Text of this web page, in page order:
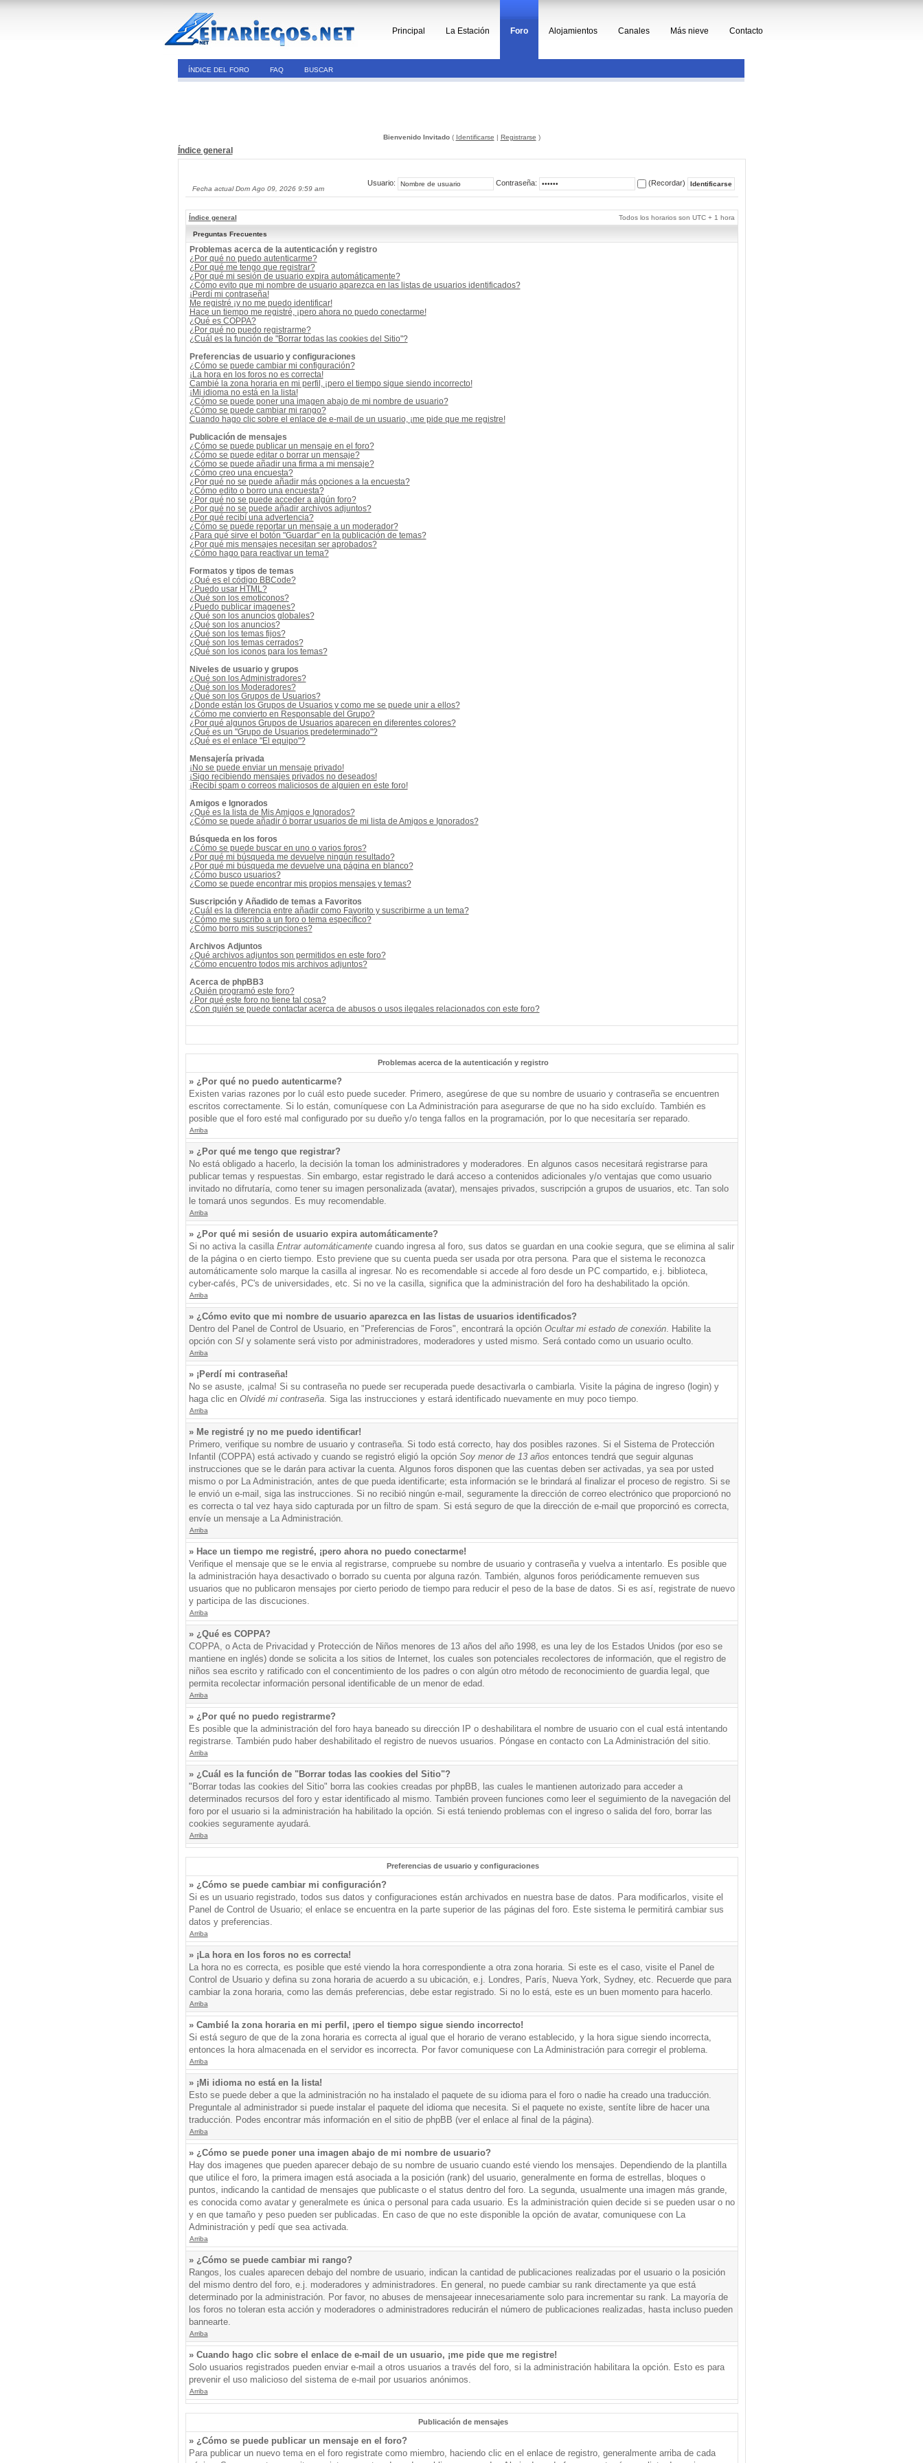
Principal La Estación Foro Alojamientos Canales Más nieve Contacto
ÍNDICE DEL FORO FAQ BUSCAR
Bienvenido Invitado( Identificarse | Registrarse )
Índice general
Fecha actual Dom Ago 09, 2026 9:59 am
Usuario: Contraseña: (Recordar)
Índice general Todos los horarios son UTC + 1 hora
Preguntas Frecuentes
Problemas acerca de la autenticación y registro
¿Por qué no puedo autenticarme?
¿Por qué me tengo que registrar?
¿Por qué mi sesión de usuario expira automáticamente?
¿Cómo evito que mi nombre de usuario aparezca en las listas de usuarios identificados?
¡Perdí mi contraseña!
Me registré ¡y no me puedo identificar!
Hace un tiempo me registré, ¡pero ahora no puedo conectarme!
¿Qué es COPPA?
¿Por qué no puedo registrarme?
¿Cuál es la función de "Borrar todas las cookies del Sitio"?
Preferencias de usuario y configuraciones
¿Cómo se puede cambiar mi configuración?
¡La hora en los foros no es correcta!
Cambié la zona horaria en mi perfil, ¡pero el tiempo sigue siendo incorrecto!
¡Mi idioma no está en la lista!
¿Cómo se puede poner una imagen abajo de mi nombre de usuario?
¿Cómo se puede cambiar mi rango?
Cuando hago clic sobre el enlace de e-mail de un usuario, ¡me pide que me registre!
Publicación de mensajes
¿Cómo se puede publicar un mensaje en el foro?
¿Cómo se puede editar o borrar un mensaje?
¿Cómo se puede añadir una firma a mi mensaje?
¿Cómo creo una encuesta?
¿Por qué no se puede añadir más opciones a la encuesta?
¿Cómo edito o borro una encuesta?
¿Por qué no se puede acceder a algún foro?
¿Por qué no se puede añadir archivos adjuntos?
¿Por qué recibí una advertencia?
¿Cómo se puede reportar un mensaje a un moderador?
¿Para qué sirve el botón "Guardar" en la publicación de temas?
¿Por qué mis mensajes necesitan ser aprobados?
¿Cómo hago para reactivar un tema?
Formatos y tipos de temas
¿Qué es el código BBCode?
¿Puedo usar HTML?
¿Qué son los emoticonos?
¿Puedo publicar imagenes?
¿Qué son los anuncios globales?
¿Qué son los anuncios?
¿Qué son los temas fijos?
¿Qué son los temas cerrados?
¿Qué son los iconos para los temas?
Niveles de usuario y grupos
¿Qué son los Administradores?
¿Qué son los Moderadores?
¿Qué son los Grupos de Usuarios?
¿Donde están los Grupos de Usuarios y como me se puede unir a ellos?
¿Cómo me convierto en Responsable del Grupo?
¿Por qué algunos Grupos de Usuarios aparecen en diferentes colores?
¿Qué es un "Grupo de Usuarios predeterminado"?
¿Qué es el enlace "El equipo"?
Mensajería privada
¡No se puede enviar un mensaje privado!
¡Sigo recibiendo mensajes privados no deseados!
¡Recibí spam o correos maliciosos de alguien en este foro!
Amigos e Ignorados
¿Qué es la lista de Mis Amigos e Ignorados?
¿Cómo se puede añadir ó borrar usuarios de mi lista de Amigos e Ignorados?
Búsqueda en los foros
¿Cómo se puede buscar en uno o varios foros?
¿Por qué mi búsqueda me devuelve ningún resultado?
¿Por qué mi búsqueda me devuelve una página en blanco?
¿Cómo busco usuarios?
¿Como se puede encontrar mis propios mensajes y temas?
Suscripción y Añadido de temas a Favoritos
¿Cuál es la diferencia entre añadir como Favorito y suscribirme a un tema?
¿Cómo me suscribo a un foro o tema específico?
¿Cómo borro mis suscripciones?
Archivos Adjuntos
¿Qué archivos adjuntos son permitidos en este foro?
¿Cómo encuentro todos mis archivos adjuntos?
Acerca de phpBB3
¿Quién programó este foro?
¿Por qué este foro no tiene tal cosa?
¿Con quién se puede contactar acerca de abusos o usos ilegales relacionados con este foro?
Problemas acerca de la autenticación y registro
» ¿Por qué no puedo autenticarme?
Existen varias razones por lo cuál esto puede suceder. Primero, asegúrese de que su nombre de usuario y contraseña se encuentren
escritos correctamente. Si lo están, comuníquese con La Administración para asegurarse de que no ha sido excluído. También es
posible que el foro esté mal configurado por su dueño y/o tenga fallos en la programación, por lo que necesitaría ser reparado.
Arriba
» ¿Por qué me tengo que registrar?
No está obligado a hacerlo, la decisión la toman los administradores y moderadores. En algunos casos necesitará registrarse para
publicar temas y respuestas. Sin embargo, estar registrado le dará acceso a contenidos adicionales y/o ventajas que como usuario
invitado no difrutaría, como tener su imagen personalizada (avatar), mensajes privados, suscripción a grupos de usuarios, etc. Tan solo
le tomará unos segundos. Es muy recomendable.
Arriba
» ¿Por qué mi sesión de usuario expira automáticamente?
Si no activa la casilla Entrar automáticamentecuando ingresa al foro, sus datos se guardan en una cookie segura, que se elimina al salir
de la página o en cierto tiempo. Esto previene que su cuenta pueda ser usada por otra persona. Para que el sistema le reconozca
automáticamente solo marque la casilla al ingresar. No es recomendable si accede al foro desde un PC compartido, e.j. biblioteca,
cyber-cafés, PC's de universidades, etc. Si no ve la casilla, significa que la administración del foro ha deshabilitado la opción.
Arriba
» ¿Cómo evito que mi nombre de usuario aparezca en las listas de usuarios identificados?
Dentro del Panel de Control de Usuario, en "Preferencias de Foros", encontrará la opción Ocultar mi estado de conexión. Habilite la
opción con SIy solamente será visto por administradores, moderadores y usted mismo. Será contado como un usuario oculto.
Arriba
» ¡Perdí mi contraseña!
No se asuste, ¡calma! Si su contraseña no puede ser recuperada puede desactivarla o cambiarla. Visite la página de ingreso (login) y
haga clic en Olvidé mi contraseña. Siga las instrucciones y estará identificado nuevamente en muy poco tiempo.
Arriba
» Me registré ¡y no me puedo identificar!
Primero, verifique su nombre de usuario y contraseña. Si todo está correcto, hay dos posibles razones. Si el Sistema de Protección
Infantil (COPPA) está activado y cuando se registró eligió la opción Soy menor de 13 años entonces tendrá que seguir algunas
instrucciones que se le darán para activar la cuenta. Algunos foros disponen que las cuentas deben ser activadas, ya sea por usted
mismo o por La Administración, antes de que pueda identificarte; esta información se le brindará al finalizar el proceso de registro. Si se
le envió un e-mail, siga las instrucciones. Si no recibió ningún e-mail, seguramente la dirección de correo electrónico que proporcionó no
es correcta o tal vez haya sido capturada por un filtro de spam. Si está seguro de que la dirección de e-mail que proporcinó es correcta,
envíe un mensaje a La Administración.
Arriba
» Hace un tiempo me registré, ¡pero ahora no puedo conectarme!
Verifique el mensaje que se le envia al registrarse, compruebe su nombre de usuario y contraseña y vuelva a intentarlo. Es posible que
la administración haya desactivado o borrado su cuenta por alguna razón. También, algunos foros periódicamente remueven sus
usuarios que no publicaron mensajes por cierto periodo de tiempo para reducir el peso de la base de datos. Si es así, registrate de nuevo
y participa de las discuciones.
Arriba
» ¿Qué es COPPA?
COPPA, o Acta de Privacidad y Protección de Niños menores de 13 años del año 1998, es una ley de los Estados Unidos (por eso se
mantiene en inglés) donde se solicita a los sitios de Internet, los cuales son potenciales recolectores de información, que el registro de
niños sea escrito y ratificado con el concentimiento de los padres o con algún otro método de reconocimiento de guardia legal, que
permita recolectar información personal identificable de un menor de edad.
Arriba
» ¿Por qué no puedo registrarme?
Es posible que la administración del foro haya baneado su dirección IP o deshabilitara el nombre de usuario con el cual está intentando
registrarse. También pudo haber deshabilitado el registro de nuevos usuarios. Póngase en contacto con La Administración del sitio.
Arriba
» ¿Cuál es la función de "Borrar todas las cookies del Sitio"?
"Borrar todas las cookies del Sitio" borra las cookies creadas por phpBB, las cuales le mantienen autorizado para acceder a
determinados recursos del foro y estar identificado al mismo. También proveen funciones como leer el seguimiento de la navegación del
foro por el usuario si la administración ha habilitado la opción. Si está teniendo problemas con el ingreso o salida del foro, borrar las
cookies seguramente ayudará.
Arriba
Preferencias de usuario y configuraciones
» ¿Cómo se puede cambiar mi configuración?
Si es un usuario registrado, todos sus datos y configuraciones están archivados en nuestra base de datos. Para modificarlos, visite el
Panel de Control de Usuario; el enlace se encuentra en la parte superior de las páginas del foro. Este sistema le permitirá cambiar sus
datos y preferencias.
Arriba
» ¡La hora en los foros no es correcta!
La hora no es correcta, es posible que esté viendo la hora correspondiente a otra zona horaria. Si este es el caso, visite el Panel de
Control de Usuario y defina su zona horaria de acuerdo a su ubicación, e.j. Londres, París, Nueva York, Sydney, etc. Recuerde que para
cambiar la zona horaria, como las demás preferencias, debe estar registrado. Si no lo está, este es un buen momento para hacerlo.
Arriba
» Cambié la zona horaria en mi perfil, ¡pero el tiempo sigue siendo incorrecto!
Si está seguro de que de la zona horaria es correcta al igual que el horario de verano establecido, y la hora sigue siendo incorrecta,
entonces la hora almacenada en el servidor es incorrecta. Por favor comuniquese con La Administración para corregir el problema.
Arriba
» ¡Mi idioma no está en la lista!
Esto se puede deber a que la administración no ha instalado el paquete de su idioma para el foro o nadie ha creado una traducción.
Preguntale al administrador si puede instalar el paquete del idioma que necesita. Si el paquete no existe, sentíte libre de hacer una
traducción. Podes encontrar más información en el sitio de phpBB (ver el enlace al final de la página).
Arriba
» ¿Cómo se puede poner una imagen abajo de mi nombre de usuario?
Hay dos imagenes que pueden aparecer debajo de su nombre de usuario cuando esté viendo los mensajes. Dependiendo de la plantilla
que utilice el foro, la primera imagen está asociada a la posición (rank) del usuario, generalmente en forma de estrellas, bloques o
puntos, indicando la cantidad de mensajes que publicaste o el status dentro del foro. La segunda, usualmente una imagen más grande,
es conocida como avatar y generalmete es única o personal para cada usuario. Es la administración quien decide si se pueden usar o no
y en que tamaño y peso pueden ser publicadas. En caso de que no este disponible la opción de avatar, comuniquese con La
Administración y pedí que sea activada.
Arriba
» ¿Cómo se puede cambiar mi rango?
Rangos, los cuales aparecen debajo del nombre de usuario, indican la cantidad de publicaciones realizadas por el usuario o la posición
del mismo dentro del foro, e.j. moderadores y administradores. En general, no puede cambiar su rank directamente ya que está
determinado por la administración. Por favor, no abuses de mensajeear innecesariamente solo para incrementar su rank. La mayoría de
los foros no toleran esta acción y moderadores o administradores reducirán el número de publicaciones realizadas, hasta incluso pueden
bannearte.
Arriba
» Cuando hago clic sobre el enlace de e-mail de un usuario, ¡me pide que me registre!
Solo usuarios registrados pueden enviar e-mail a otros usuarios a través del foro, si la administración habilitara la opción. Esto es para
prevenir el uso malicioso del sistema de e-mail por usuarios anónimos.
Arriba
Publicación de mensajes
» ¿Cómo se puede publicar un mensaje en el foro?
Para publicar un nuevo tema en el foro registrate como miembro, haciendo clic en el enlace de registro, generalmente arriba de cada